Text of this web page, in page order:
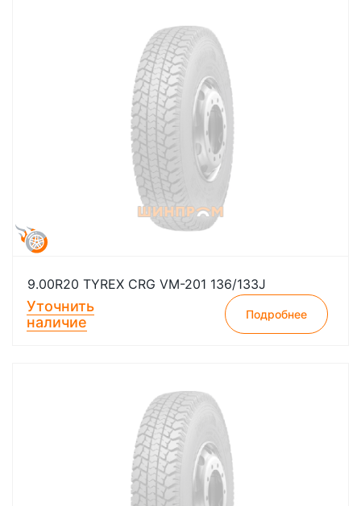
9.00R20 TYREX CRG VM-201 136/133J
Уточнить
наличие
Подробнее